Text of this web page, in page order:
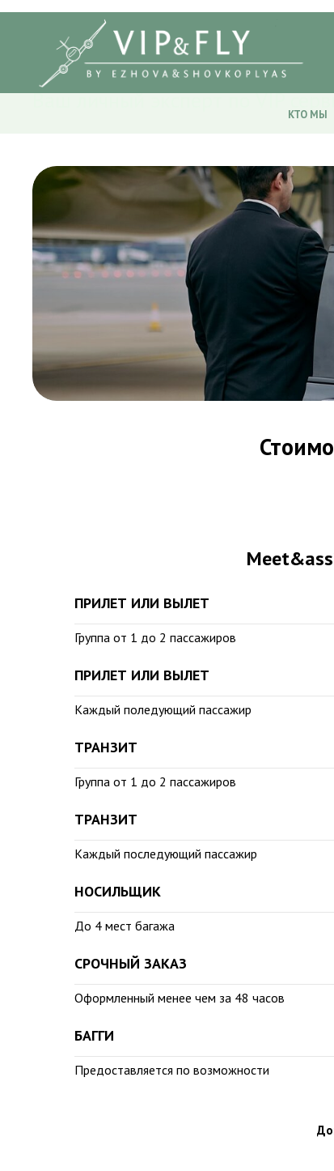
Ваш личный эксперт по VIP
КТО МЫ
ПРИЛЕТ ИЛИ ВЫЛЕТ
Группа от 1 до 2 пассажиров
ПРИЛЕТ ИЛИ ВЫЛЕТ
Каждый поледующий пассажир
ТРАНЗИТ
Группа от 1 до 2 пассажиров
ТРАНЗИТ
Каждый последующий пассажир
НОСИЛЬЩИК
До 4 мест багажа
СРОЧНЫЙ ЗАКАЗ
Оформленный менее чем за 48 часов
БАГГИ
Предоставляется по возможности